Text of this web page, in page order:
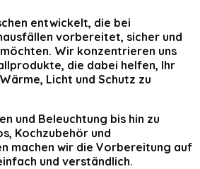
entwickelt, die bei
vorbereitet, sicher und
Wir konzentrieren uns
die dabei helfen, Ihr
Licht und Schutz zu
und Beleuchtung bis hin zu
Kochzubehör und
machen wir die Vorbereitung auf
und verständlich.